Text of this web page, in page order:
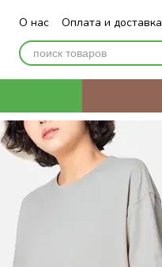
О нас Оплата и доставка